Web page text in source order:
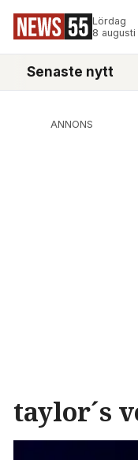
Lördag
8 augusti
Senaste nytt
ANNONS
taylor´s